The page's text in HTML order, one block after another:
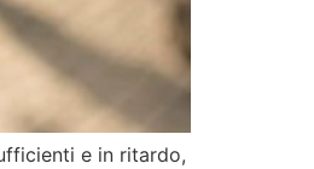
e in ritardo,